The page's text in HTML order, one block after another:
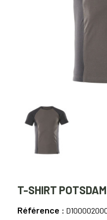
T-SHIRT
Référence